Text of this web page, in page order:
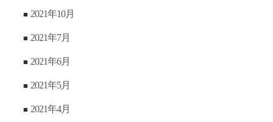
2021年10月
2021年7月
2021年6月
2021年5月
2021年4月